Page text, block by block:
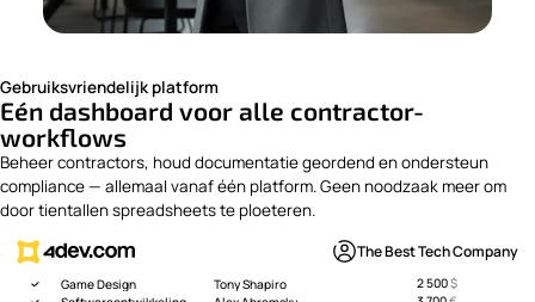
Gebruiksvriendelijk platform
Eén dashboard voor alle contractor-
workflows
Beheer contractors, houd documentatie geordend en ondersteun
compliance — allemaal vanaf één platform. Geen noodzaak meer om
door tientallen spreadsheets te ploeteren.
The Best Tech Company
Game Design Tony Shapiro 2 500$